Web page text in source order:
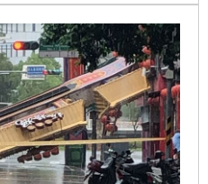
場搶修。記者莊淇鈞／新